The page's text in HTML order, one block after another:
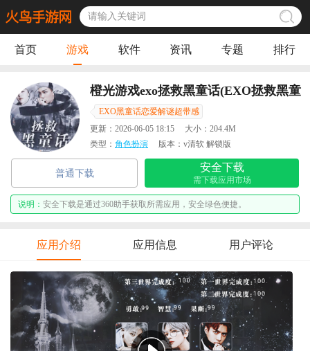
首页 游戏 软件 资讯 专题 排行
橙光游戏exo拯救黑童话(EXO拯救黑童
话［清软］1.9)
EXO黑童话恋爱解谜超带感
更新： 2026-06-05 18:15 大小： 204.4M
类型： 角色扮演 版本： v清软 解锁版
普通下载
安全下载
需下载应用市场
说明： 安全下载是通过360助手获取所需应用，安全绿色便捷。
应用介绍 应用信息 用户评论